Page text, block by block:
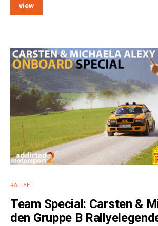
view
RALLYE
Team Special: Carsten &
den Gruppe B